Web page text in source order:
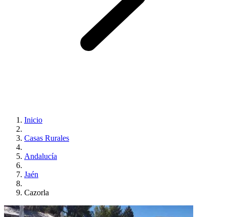
Inicio
Casas Rurales
Andalucía
Jaén
Cazorla